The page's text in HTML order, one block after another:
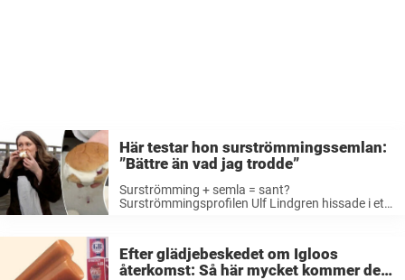
Här testar hon surströmmingssemlan:
”Bättre än vad jag trodde”
Surströmming + semla = sant?
Surströmmingsprofilen Ulf Lindgren hissade i ett
Det är klart ...
Efter glädjebeskedet om Igloos
återkomst: Så här mycket kommer den